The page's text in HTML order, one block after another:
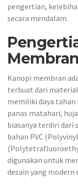
pengertian,
secara mendalam.
Membran
Kanopi membran
terbuat dari
memiliki daya
panas matahari,
biasanya terdiri dari
bahan PVC
digunakan untuk
desain yang